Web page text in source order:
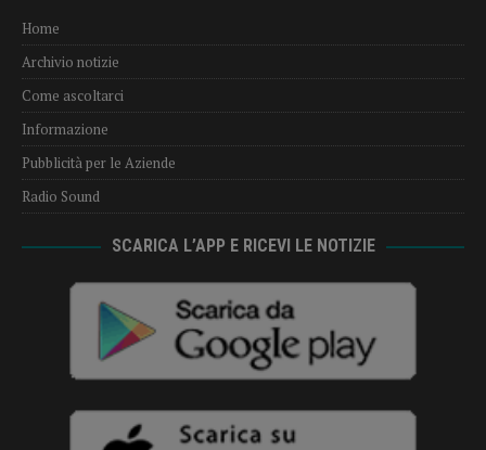
Home
Archivio notizie
Come ascoltarci
Informazione
Pubblicità per le Aziende
Radio Sound
SCARICA L’APP E RICEVI LE NOTIZIE